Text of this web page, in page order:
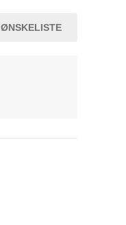
ØNSKELISTE